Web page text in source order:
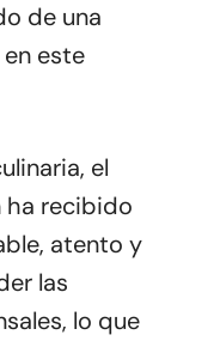
de una
este
el
ha recibido
atento y
las
lo que